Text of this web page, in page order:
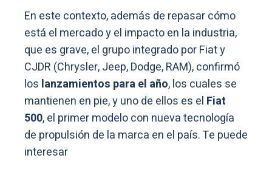
En este contexto, además de repasar cómo
está el mercado y el impacto en la industria,
que es grave, el grupo integrado por Fiat y
CJDR (Chrysler, Jeep, Dodge, RAM), confirmó
los lanzamientos para el año, los cuales se
mantienen en pie, y uno de ellos es el Fiat
500, el primer modelo con nueva tecnología
de propulsión de la marca en el país. Te puede
interesar